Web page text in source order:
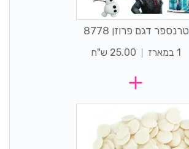
טרנספר דגם פרוזן 8778
1 במארז 25.00 ש"ח